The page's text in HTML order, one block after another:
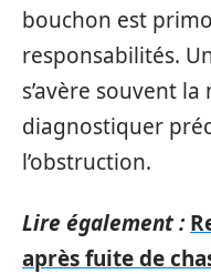
bouchon est
responsabilités.
s’avère souvent
diagnostiquer
l’obstruction.
Lire également :
après fuite de